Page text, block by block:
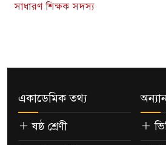
সাধারণ শিক্ষক সদস্য
একাডেমিক তথ্য
ষষ্ঠ শ্রেণী